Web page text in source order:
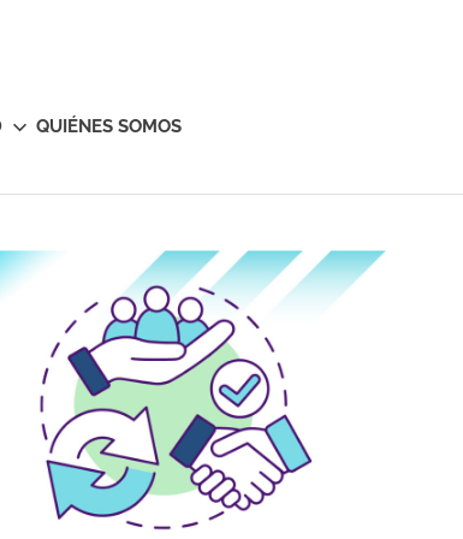
QUIÉNES SOMOS